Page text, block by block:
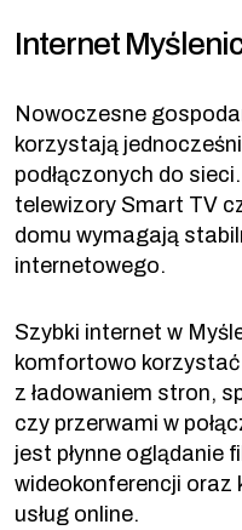
Internet
Nowoczesne
korzystają
podłączonych do
telewizory Smart TV
domu wymagają
internetowego.
Szybki internet w
komfortowo korzystać
z ładowaniem stron,
czy przerwami w
jest płynne oglądanie
wideokonferencji oraz
usług online.